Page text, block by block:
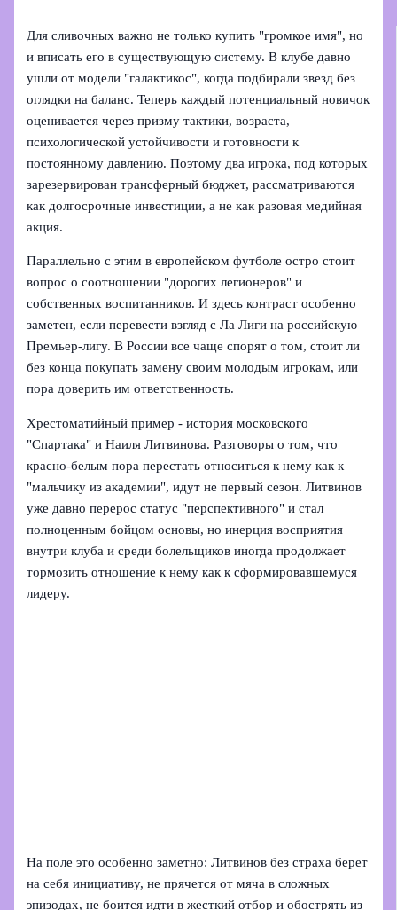
Для сливочных важно не только купить "громкое имя", но
и вписать его в существующую систему. В клубе давно
ушли от модели "галактикос", когда подбирали звезд без
оглядки на баланс. Теперь каждый потенциальный новичок
оценивается через призму тактики, возраста,
психологической устойчивости и готовности к
постоянному давлению. Поэтому два игрока, под которых
зарезервирован трансферный бюджет, рассматриваются
как долгосрочные инвестиции, а не как разовая медийная
акция.
Параллельно с этим в европейском футболе остро стоит
вопрос о соотношении "дорогих легионеров" и
собственных воспитанников. И здесь контраст особенно
заметен, если перевести взгляд с Ла Лиги на российскую
Премьер-лигу. В России все чаще спорят о том, стоит ли
без конца покупать замену своим молодым игрокам, или
пора доверить им ответственность.
Хрестоматийный пример - история московского
"Спартака" и Наиля Литвинова. Разговоры о том, что
красно-белым пора перестать относиться к нему как к
"мальчику из академии", идут не первый сезон. Литвинов
уже давно перерос статус "перспективного" и стал
полноценным бойцом основы, но инерция восприятия
внутри клуба и среди болельщиков иногда продолжает
тормозить отношение к нему как к сформировавшемуся
лидеру.
На поле это особенно заметно: Литвинов без страха берет
на себя инициативу, не прячется от мяча в сложных
эпизодах, не боится идти в жесткий отбор и обострять из